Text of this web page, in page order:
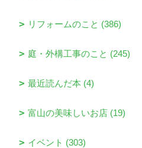
リフォームのこと (386)
庭・外構工事のこと (245)
最近読んだ本 (4)
富山の美味しいお店 (19)
イベント (303)